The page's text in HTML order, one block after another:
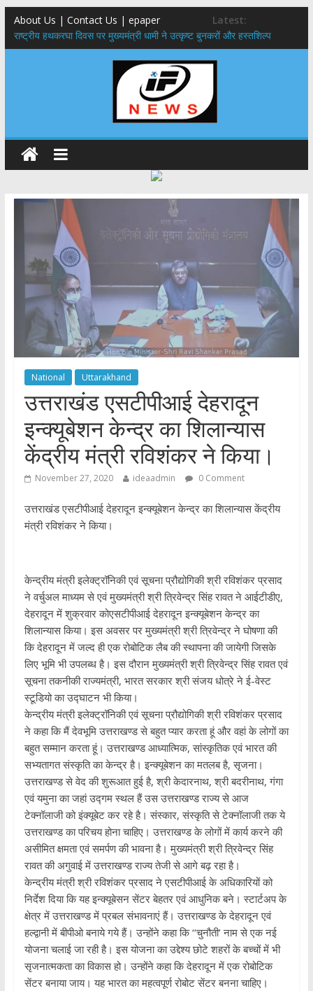
About Us | Contact Us | epaper
Latest:
राष्ट्रीय हथकरघा दिवस पर मुख्यमंत्री धामी ने उत्कृष्ट बुनकरों और हस्तशिल्प
कारीगरों को किया सम्मानित
मुख्यमंत्री ने उत्तराखण्ड क्षत्रिय कल्याण समिति की वेबसाइट एवं क्षत्रिय जागरण
मुख्यमंत्री ने हर घर तिरंगा यात्रा कार्यक्रम में किया प्रतिभाग,मुख्यमंत्री ने
प्रदेशवासियों से स्वतंत्रता दिवस पर अपने घरों में तिरंगा फहराने का किया आवाह्न
नंदा की चौकी पुल हादसा: PWD के EE, AE और JE निलंबित, सीएम धामी के निर्देश
पर सख्त कार्रवाई
मुख्यमंत्री ने 9 लाख 87 हजार17 पेंशन लाभार्थियों को कुल 146 करोड़ 32 लाख
की पेंशन राशि का किया भुगतान
National Uttarakhand
उत्तराखंड एसटीपीआई देहरादून
इन्क्यूबेशन केन्द्र का शिलान्यास
केंद्रीय मंत्री रविशंकर ने किया।
November 27, 2020 ideaadmin 0 Comment
उत्तराखंड एसटीपीआई देहरादून इन्क्यूबेशन केन्द्र का शिलान्यास केंद्रीय
मंत्री रविशंकर ने किया।
केन्द्रीय मंत्री इलेक्ट्रॉनिकी एवं सूचना प्रौद्योगिकी श्री रविशंकर प्रसाद
ने वर्चुअल माध्यम से एवं मुख्यमंत्री श्री त्रिवेन्द्र सिंह रावत ने आईटीडीए,
देहरादून में शुक्रवार कोएसटीपीआई देहरादून इन्क्यूबेशन केन्द्र का
शिलान्यास किया। इस अवसर पर मुख्यमंत्री श्री त्रिवेन्द्र ने घोषणा की
कि देहरादून में जल्द ही एक रोबोटिक लैब की स्थापना की जायेगी जिसके
लिए भूमि भी उपलब्ध है। इस दौरान मुख्यमंत्री श्री त्रिवेन्द्र सिंह रावत एवं
सूचना तकनीकी राज्यमंत्री, भारत सरकार श्री संजय धोत्रे ने ई-वेस्ट
स्टूडियो का उद्घाटन भी किया।
केन्द्रीय मंत्री इलेक्ट्रॉनिकी एवं सूचना प्रौद्योगिकी श्री रविशंकर प्रसाद
ने कहा कि मैं देवभूमि उत्तराखण्ड से बहुत प्यार करता हूं और वहां के लोगों का
बहुत सम्मान करता हूं। उत्तराखण्ड आध्यात्मिक, सांस्कृतिक एवं भारत की
सभ्यतागत संस्कृति का केन्द्र है। इन्क्यूबेशन का मतलब है, सृजना।
उत्तराखण्ड से वेद की शुरूआत हुई है, श्री केदारनाथ, श्री बदरीनाथ, गंगा
एवं यमुना का जहां उद्गम स्थल हैं उस उत्तराखण्ड राज्य से आज
टेक्नॉलाजी को इंक्यूबेट कर रहे है। संस्कार, संस्कृति से टेक्नॉलाजी तक ये
उत्तराखण्ड का परिचय होना चाहिए। उत्तराखण्ड के लोगों में कार्य करने की
असीमित क्षमता एवं समर्पण की भावना है। मुख्यमंत्री श्री त्रिवेन्द्र सिंह
रावत की अगुवाई में उत्तराखण्ड राज्य तेजी से आगे बढ़ रहा है।
केन्द्रीय मंत्री श्री रविशंकर प्रसाद ने एसटीपीआई के अधिकारियों को
निर्देश दिया कि यह इन्क्यूबेसन सेंटर बेहतर एवं आधुनिक बने। स्टार्टअप के
क्षेत्र में उत्तराखण्ड में प्रबल संभावनाएं हैं। उत्तराखण्ड के देहरादून एवं
हल्द्वानी में बीपीओ बनाये गये हैं। उन्होंने कहा कि ‘‘चुनौती’ नाम से एक नई
योजना चलाई जा रही है। इस योजना का उद्देश्य छोटे शहरों के बच्चों में भी
सृजनात्मकता का विकास हो। उन्होंने कहा कि देहरादून में एक रोबोटिक
सेंटर बनाया जाय। यह भारत का महत्वपूर्ण रोबोट सेंटर बनना चाहिए।